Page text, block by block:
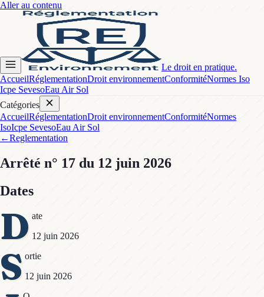
Aller au contenu
Le droit en pratique.
AccueilRéglementationDroit environnementConformitéNormes Iso
Icpe SevesoEau Air Sol
Catégories
AccueilRéglementationDroit environnementConformitéNormes
IsoIcpe SevesoEau Air Sol
←Reglementation
Arrêté n° 17 du 12 juin 2026
Dates
D ate
12 juin 2026
S ortie
12 juin 2026